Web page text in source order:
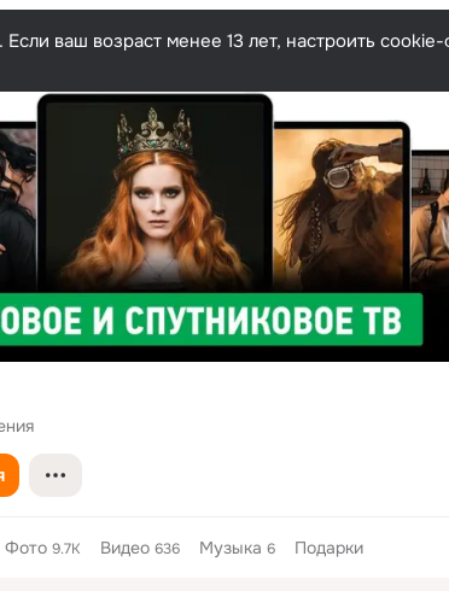
ваш возраст менее 13 лет, настроить
Фото 9.7K Видео 636 Музыка 6 Подарки